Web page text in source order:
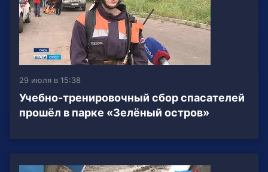
29 июля в 15:38
Учебно-тренировочный сбор спасателей
прошёл в парке «Зелёный остров»